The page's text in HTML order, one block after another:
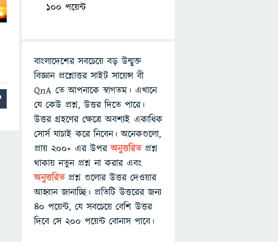
100 পয়েন্ট
বাংলাদেশের সবচেয়ে বড় উন্মুক্ত
বিজ্ঞান প্রশ্নোত্তর সাইট সায়েন্স বী
QnA তে আপনাকে স্বাগতম। এখানে
যে কেউ প্রশ্ন, উত্তর দিতে পারে।
উত্তর গ্রহণের ক্ষেত্রে অবশ্যই একাধিক
সোর্স যাচাই করে নিবেন। অনেকগুলো,
প্রায় ২০০+ এর উপরঅনুত্তরিতপ্রশ্ন
থাকায় নতুন প্রশ্ন না করার এবং
অনুত্তরিত প্রশ্ন গুলোর উত্তর দেওয়ার
আহ্বান জানাচ্ছি। প্রতিটি উত্তরের জন্য
৪০ পয়েন্ট, যে সবচেয়ে বেশি উত্তর
দিবে সে ২০০ পয়েন্ট বোনাস পাবে।